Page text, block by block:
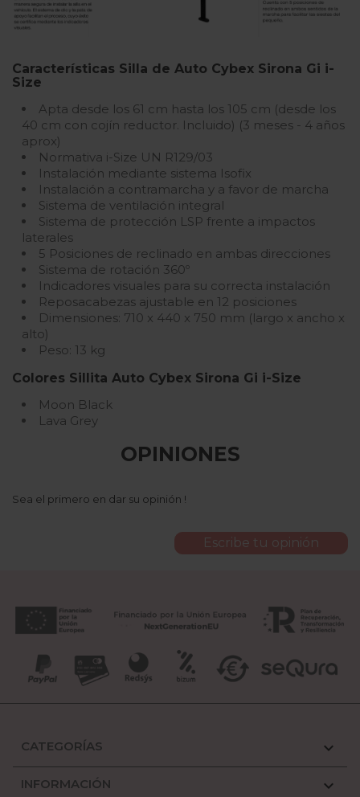
Características Silla de Auto Cybex Sirona Gi i-
Size
Apta desde los 61 cm hasta los 105 cm (desde los
40 cm con cojín reductor. Incluido) (3 meses - 4 años
aprox)
Normativa i-Size UN R129/03
Instalación mediante sistema Isofix
Instalación a contramarcha y a favor de marcha
Sistema de ventilación integral
Sistema de protección LSP frente a impactos
laterales
5 Posiciones de reclinado en ambas direcciones
Sistema de rotación 360º
Indicadores visuales para su correcta instalación
Reposacabezas ajustable en 12 posiciones
Dimensiones: 710 x 440 x 750 mm (largo x ancho x
alto)
Peso: 13 kg
Colores Sillita Auto Cybex Sirona Gi i-Size
Moon Black
Lava Grey
OPINIONES
Sea el primero en dar su opinión !
Escribe tu opinión
CATEGORÍAS 
INFORMACIÓN 